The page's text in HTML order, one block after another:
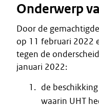
Onderwerp
Door de
op 11 februari 2022
tegen de
januari 2022:
de
waarin UHT